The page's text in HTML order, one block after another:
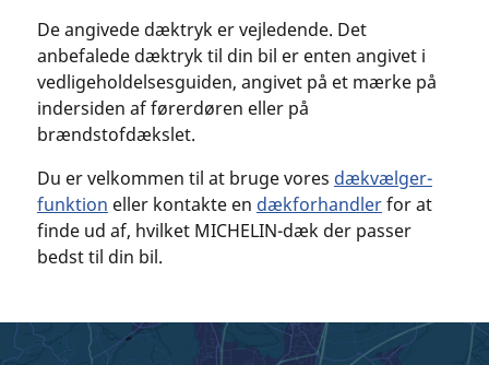
De angivede dæktryk er vejledende. Det
anbefalede dæktryk til din bil er enten angivet i
vedligeholdelsesguiden, angivet på et mærke på
indersiden af førerdøren eller på
brændstofdækslet.
Du er velkommen til at bruge vores dækvælger-
funktion eller kontakte en dækforhandlerfor at
finde ud af, hvilket MICHELIN-dæk der passer
bedst til din bil.